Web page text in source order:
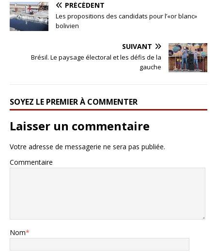
PRÉCÉDENT
Les propositions des candidats pour l’«or blanc»
bolivien
SUIVANT
Brésil. Le paysage électoral et les défis de la
gauche
SOYEZ LE PREMIER À COMMENTER
Laisser un commentaire
Votre adresse de messagerie ne sera pas publiée.
Commentaire
Nom*